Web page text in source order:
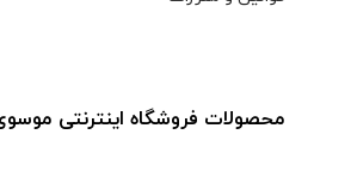
محصولات فروشگاه اینترنتی